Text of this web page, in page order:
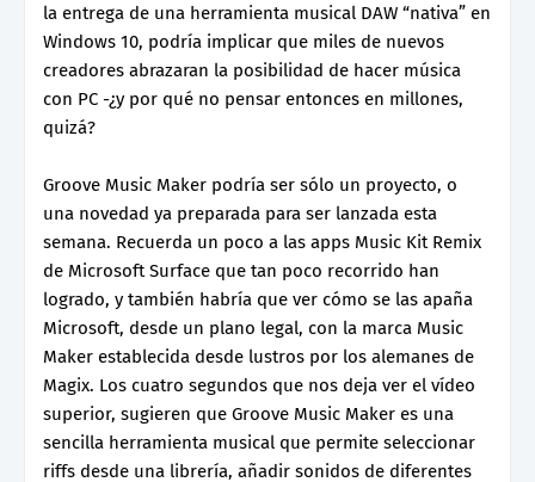
la entrega de una herramienta musical DAW “nativa” en
Windows 10, podría implicar que miles de nuevos
creadores abrazaran la posibilidad de hacer música
con PC -¿y por qué no pensar entonces en millones,
quizá?
Groove Music Maker podría ser sólo un proyecto, o
una novedad ya preparada para ser lanzada esta
semana. Recuerda un poco a las apps Music Kit Remix
de Microsoft Surface que tan poco recorrido han
logrado, y también habría que ver cómo se las apaña
Microsoft, desde un plano legal, con la marca Music
Maker establecida desde lustros por los alemanes de
Magix. Los cuatro segundos que nos deja ver el vídeo
superior, sugieren que Groove Music Maker es una
sencilla herramienta musical que permite seleccionar
riffs desde una librería, añadir sonidos de diferentes